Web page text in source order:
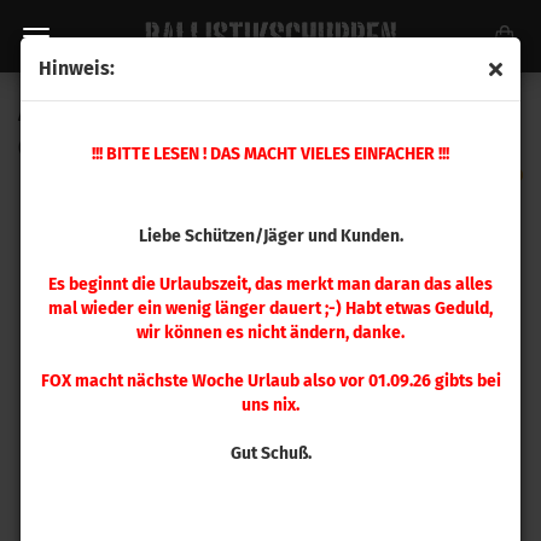
Hinweis:
!!! BITTE LESEN ! DAS MACHT VIELES EINFACHER !!!
Liebe Schützen/Jäger und Kunden.
Es beginnt die Urlaubszeit, das merkt man daran das alles
mal wieder ein wenig länger dauert ;-) Habt etwas Geduld,
wir können es nicht ändern, danke.
FOX macht nächste Woche Urlaub also vor 01.09.26 gibts bei
uns nix.
Gut Schuß.
A-Zoom .50 BMG Pufferpatrone 1 Stück
11451)